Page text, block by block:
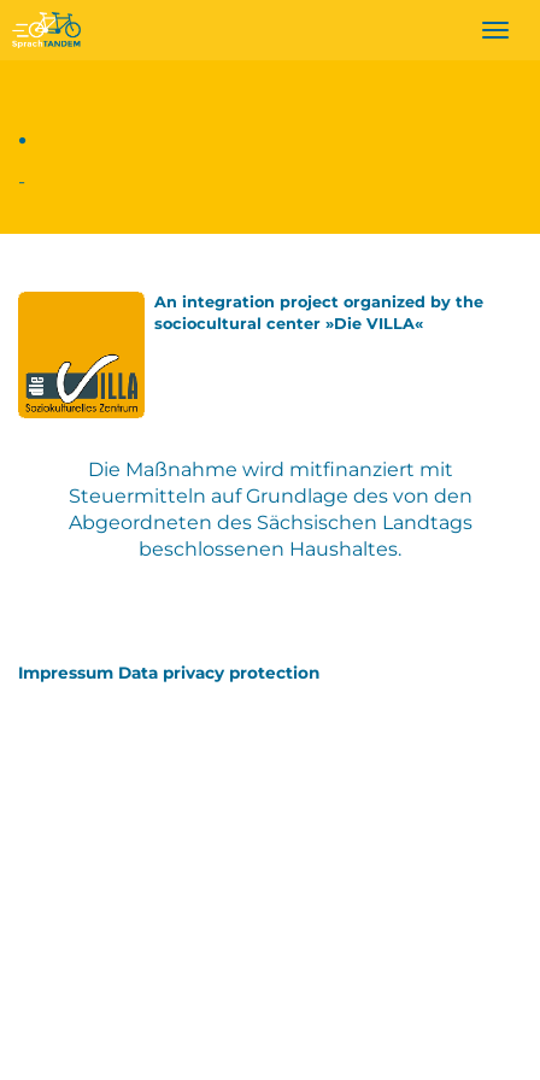
.
-
An integration project organized by the
sociocultural center »Die VILLA«
Die Maßnahme wird mitfinanziert mit
Steuermitteln auf Grundlage des von den
Abgeordneten des Sächsischen Landtags
beschlossenen Haushaltes.
Impressum Data privacy protection